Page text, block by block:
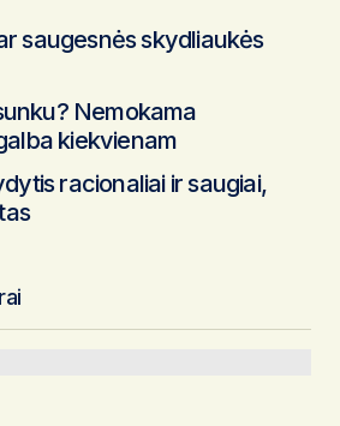
saugesnės skydliaukės
Nemokama
kiekvienam
racionaliai ir saugiai,